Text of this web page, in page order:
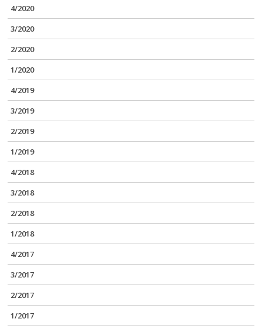
4/2020
3/2020
2/2020
1/2020
4/2019
3/2019
2/2019
1/2019
4/2018
3/2018
2/2018
1/2018
4/2017
3/2017
2/2017
1/2017